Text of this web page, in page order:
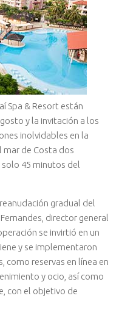
Spa & Resort están
y la invitación a los
inolvidables en la
mar de Costa dos
solo 45 minutos del
gradual del
director general
se invirtió en un
y se implementaron
como reservas en línea en
y ocio, así como
con el objetivo de